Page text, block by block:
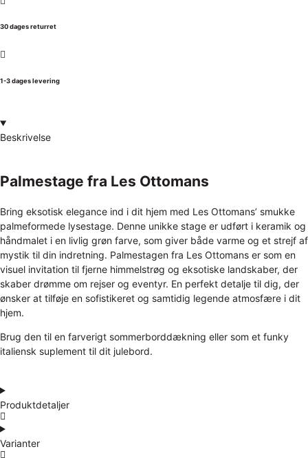
30 dages returret
1-3 dages levering
Beskrivelse
Palmestage fra Les Ottomans
Bring eksotisk elegance ind i dit hjem med Les Ottomans’ smukke
palmeformede lysestage. Denne unikke stage er udført i keramik og
håndmalet i en livlig grøn farve, som giver både varme og et strejf af
mystik til din indretning. Palmestagen fra Les Ottomans er som en
visuel invitation til fjerne himmelstrøg og eksotiske landskaber, der
skaber drømme om rejser og eventyr. En perfekt detalje til dig, der
ønsker at tilføje en sofistikeret og samtidig legende atmosfære i dit
hjem.
Brug den til en farverigt sommerborddækning eller som et funky
italiensk suplement til dit julebord.
Produktdetaljer
Varianter